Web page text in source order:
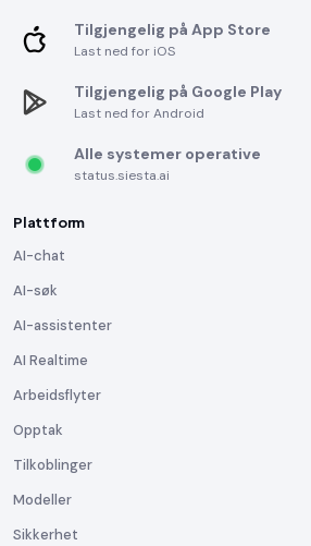
Tilgjengelig på App Store
Last ned for iOS
Tilgjengelig på Google Play
Last ned for Android
Alle systemer operative
status.siesta.ai
Plattform
AI-chat
AI-søk
AI-assistenter
AI Realtime
Arbeidsflyter
Opptak
Tilkoblinger
Modeller
Sikkerhet